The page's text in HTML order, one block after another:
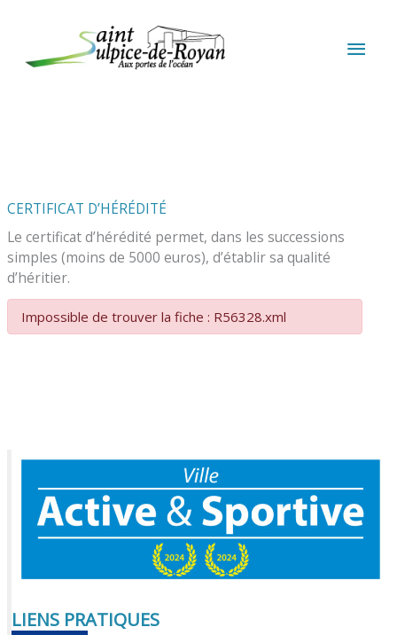
CERTIFICAT D’HÉRÉDITÉ
Le certificat d’hérédité permet, dans les successions
simples (moins de 5000 euros), d’établir sa qualité
d’héritier.
Impossible de trouver la fiche : R56328.xml
LIENS PRATIQUES